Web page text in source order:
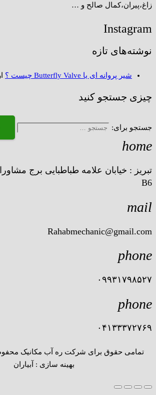
زاغ،پیران،کمال صالح و …
Instagram
نوشته‌های تازه
شیر پروانه ای یا Butterfly Valve چیست ؟
چیزی جستجو کنید
جستجو برای:
home
B6
mail
Rahabmechanic@gmail.com
phone
۰۹۹۳۱۷۹۸۵۲۷
phone
۰۴۱۳۳۳۷۲۷۶۹
تمامی حقوق برای شرکت ره آب مکانیک
بهینه سازی : آبیاران